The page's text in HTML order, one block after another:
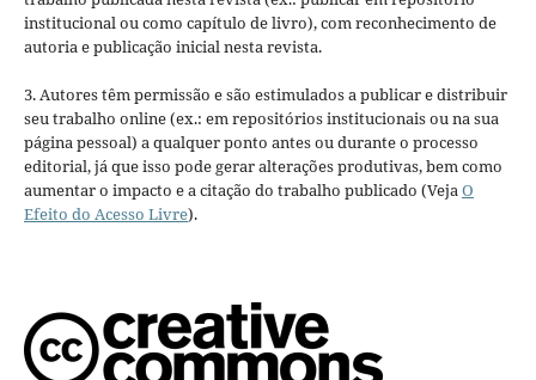
institucional ou como capítulo de livro), com reconhecimento de
autoria e publicação inicial nesta revista.
3. Autores têm permissão e são estimulados a publicar e distribuir
seu trabalho online (ex.: em repositórios institucionais ou na sua
página pessoal) a qualquer ponto antes ou durante o processo
editorial, já que isso pode gerar alterações produtivas, bem como
aumentar o impacto e a citação do trabalho publicado (VejaO
Efeito do Acesso Livre).